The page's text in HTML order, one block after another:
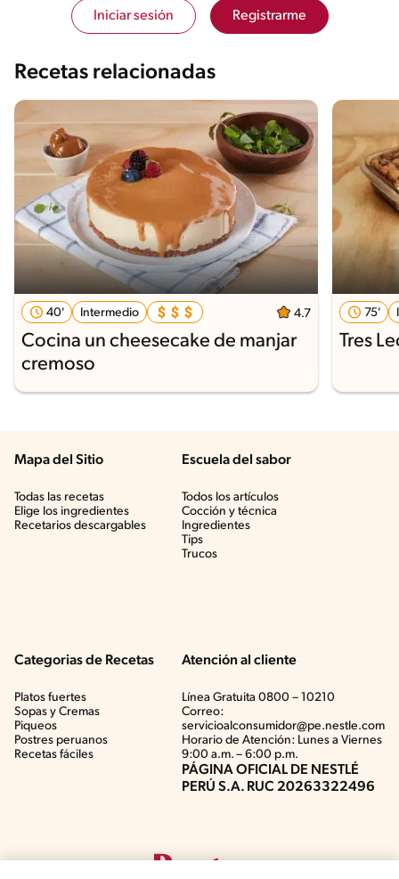
Iniciar sesión Registrarme
Recetas relacionadas
40' Intermedio 4.7
Cocina un cheesecake de manjar
cremoso
75'
Tres
Mapa del Sitio
Todas las recetas
Elige los ingredientes
Recetarios descargables
Escuela del sabor
Todos los artículos
Cocción y técnica
Ingredientes
Tips
Trucos
Categorias de Recetas
Platos fuertes
Sopas y Cremas
Piqueos
Postres peruanos
Recetas fáciles
Atención al cliente
Línea Gratuita 0800 – 10210
Correo:
servicioalconsumidor@pe.nestle.com
Horario de Atención: Lunes a Viernes
9:00 a.m. – 6:00 p.m.
PÁGINA OFICIAL DE NESTLÉ
PERÚ S.A. RUC 20263322496